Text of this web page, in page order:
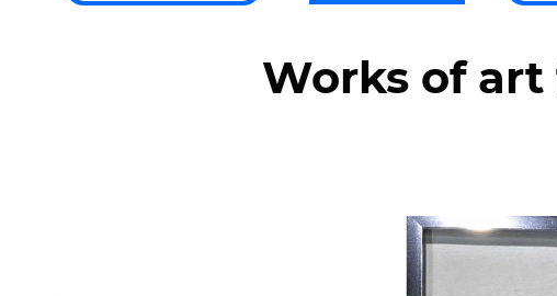
Works of art